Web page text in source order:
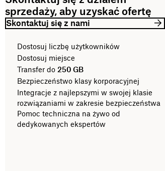
sprzedaży, aby uzyskać ofertę
Skontaktuj się z nami
Dostosuj liczbę użytkowników
Dostosuj miejsce
Transfer do 250 GB
Bezpieczeństwo klasy korporacyjnej
Integracje z najlepszymi w swojej klasie
rozwiązaniami w zakresie bezpieczeństwa
Pomoc techniczna na żywo od
dedykowanych ekspertów